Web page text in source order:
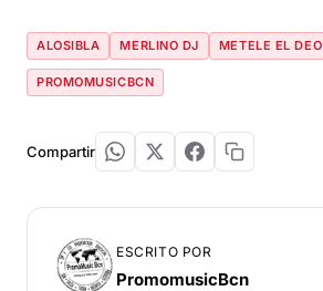
ALOSIBLA MERLINO DJ METELE EL DEO
PROMOMUSICBCN
Compartir
ESCRITO POR
PromomusicBcn